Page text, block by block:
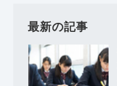
最新の記事